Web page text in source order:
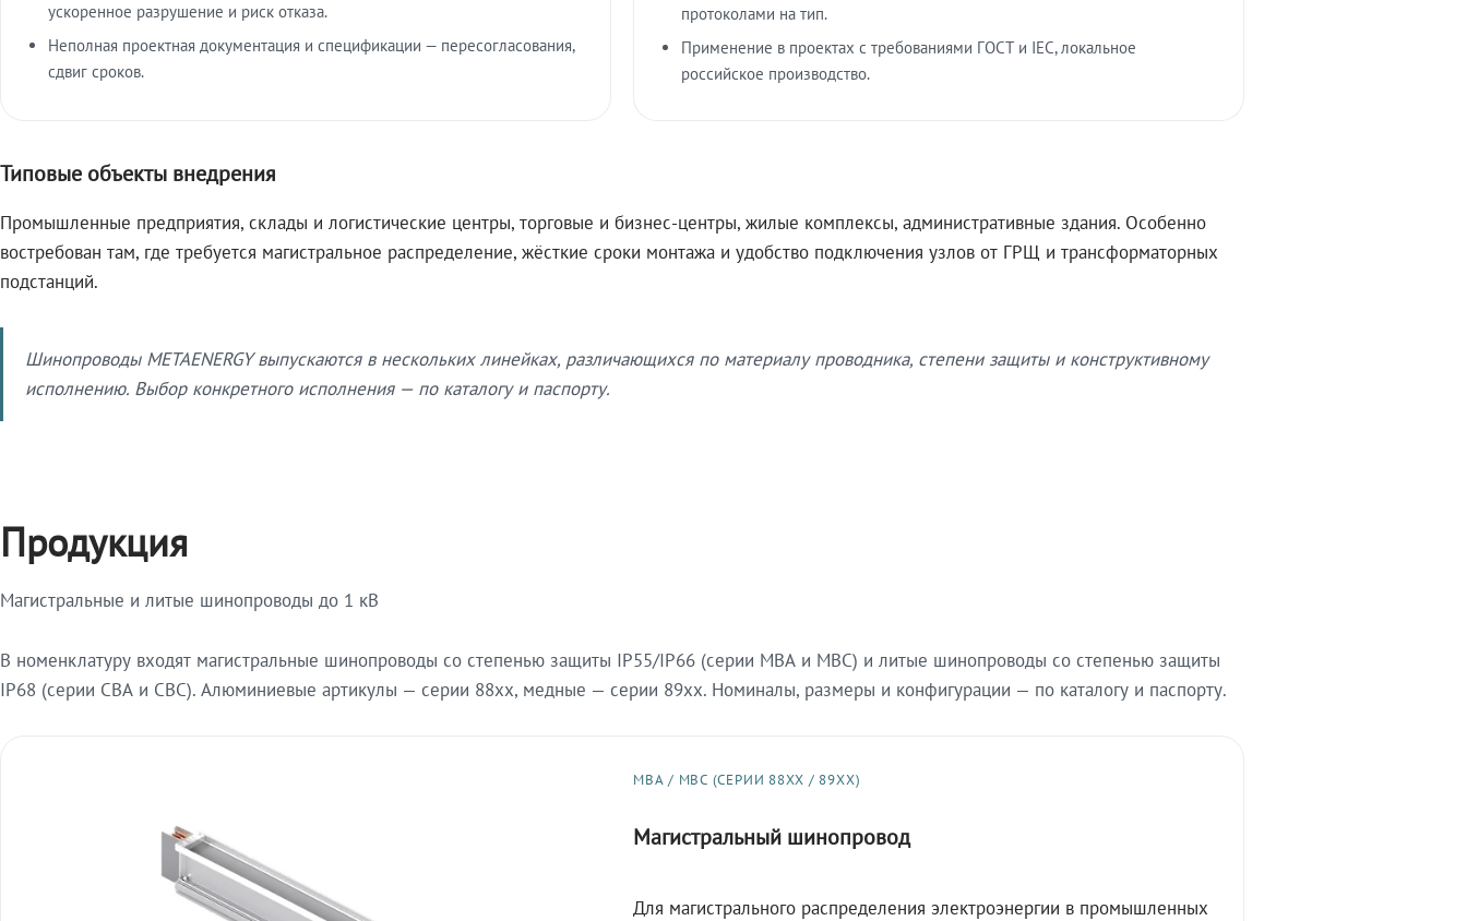
ускоренное разрушение и риск отказа.
Неполная проектная документация и спецификации — пересогласования,
сдвиг сроков.
протоколами на тип.
Применение в проектах с требованиями ГОСТ и IEC, локальное
российское производство.
Типовые объекты внедрения
Промышленные предприятия, склады и логистические центры, торговые и бизнес-центры, жилые комплексы, административные здания. Особенно
востребован там, где требуется магистральное распределение, жёсткие сроки монтажа и удобство подключения узлов от ГРЩ и трансформаторных
подстанций.
Шинопроводы METAENERGY выпускаются в нескольких линейках, различающихся по материалу проводника, степени защиты и конструктивному
исполнению. Выбор конкретного исполнения — по каталогу и паспорту.
Продукция
Магистральные и литые шинопроводы до 1 кВ
В номенклатуру входят магистральные шинопроводы со степенью защиты IP55/IP66 (серии МВА и МВС) и литые шинопроводы со степенью защиты
IP68 (серии СВА и СВС). Алюминиевые артикулы — серии 88xx, медные — серии 89xx. Номиналы, размеры и конфигурации — по каталогу и паспорту.
МВА / МВС (СЕРИИ 88XX / 89XX)
Магистральный шинопровод
Для магистрального распределения электроэнергии в промышленных